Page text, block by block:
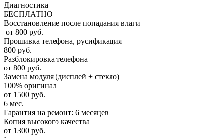
Диагностика
БЕСПЛАТНО
Восстановление после попадания влаги
от 800 руб.
Прошивка телефона, русификация
800 руб.
Разблокировка телефона
от 800 руб.
Замена модуля (дисплей + стекло)
100% оригинал
от 1500 руб.
6 мес.
Гарантия на ремонт: 6 месяцев
Копия высокого качества
от 1300 руб.